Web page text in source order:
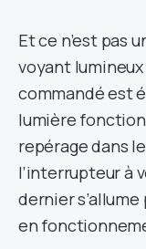
Et ce n’est pas
voyant lumineux
commandé est
lumière
repérage dans
l’interrupteur à
dernier
en